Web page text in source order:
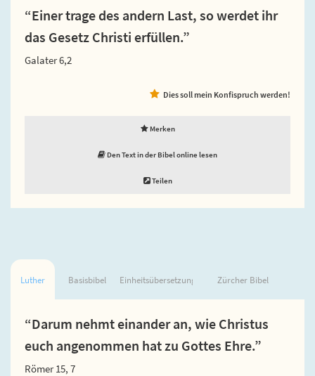
“Einer trage des andern Last, so werdet ihr
das Gesetz Christi erfüllen.”
Galater 6,2
Dies soll mein Konfispruch werden!
Merken
Den Text in der Bibel online lesen
Teilen
Luther Basisbibel Einheitsübersetzung Zürcher Bibel
“Darum nehmt einander an, wie Christus
euch angenommen hat zu Gottes Ehre.”
Römer 15, 7